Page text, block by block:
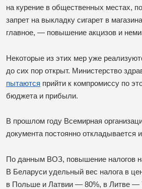
на курение в общественных местах,
запрет на выкладку сигарет в
главное, — повышение акцизов и
Некоторые из этих мер уже
до сих пор открыт. Министерство
пытаются прийти к компромиссу по
бюджета и прибыли.
В прошлом году Всемирная
документа постоянно откладывается
По данным ВОЗ, повышение налогов
В Беларуси удельный вес налога в
в Польше и Латвии — 80%, в Литве —